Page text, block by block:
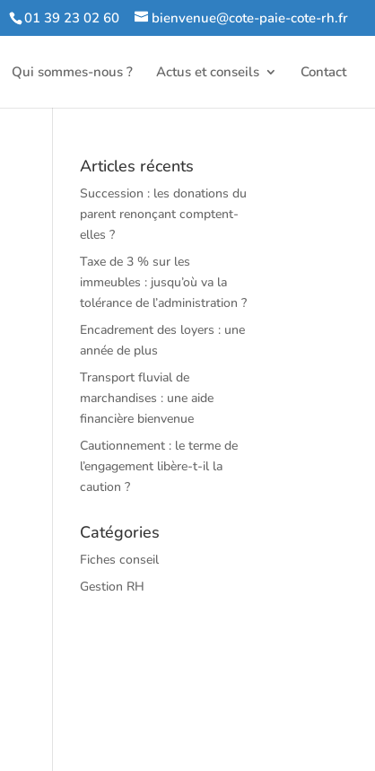
01 39 23 02 60 bienvenue@cote-paie-cote-rh.fr
Qui sommes-nous ? Actus et conseils Contact
Articles récents
Succession : les donations du
parent renonçant comptent-
elles ?
Taxe de 3 % sur les
immeubles : jusqu’où va la
tolérance de l’administration ?
Encadrement des loyers : une
année de plus
Transport fluvial de
marchandises : une aide
financière bienvenue
Cautionnement : le terme de
l’engagement libère-t-il la
caution ?
Catégories
Fiches conseil
Gestion RH